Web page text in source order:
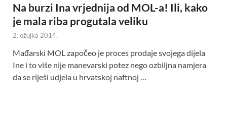
Na burzi Ina vrjednija od MOL-a! Ili, kako
je mala riba progutala veliku
2. ožujka 2014.
Mađarski MOL započeo je proces prodaje svojega dijela
Ine i to više nije manevarski potez nego ozbiljna namjera
da se riješi udjela u hrvatskoj naftnoj …